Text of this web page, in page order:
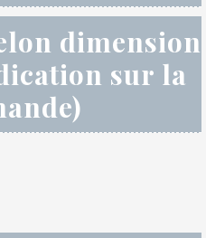
dimension
sur la